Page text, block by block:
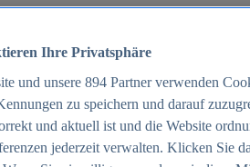
2025
Ihre Privatsphäre
und unsere 894 Partner verwenden
zu speichern und darauf
und aktuell ist und die Website
jederzeit verwalten. Klicken Sie